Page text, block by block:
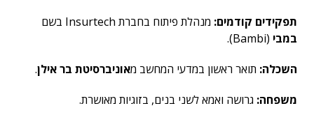
תפקידים קודמים: מנהלת פיתוח בחברת Insurtech בשם
במבי (Bambi).
השכלה: תואר ראשון במדעי המחשב מאוניברסיטת בר אילן.
משפחה: גרושה ואמא לשני בנים, בזוגיות מאושרת.